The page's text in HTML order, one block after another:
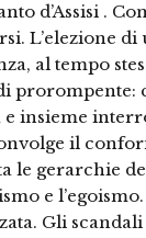
d’Assisi .
L’elezione
al tempo
e insieme
il
le gerarchie
e
Gli